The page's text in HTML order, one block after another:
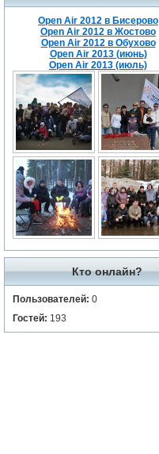
Open Air 2012 в Бисерово
Open Air 2012 в Жостово
Open Air 2012 в Обухово
Open Air 2013 (июнь)
Open Air 2013 (июль)
Кто онлайн?
Пользователей: 0
Гостей: 193